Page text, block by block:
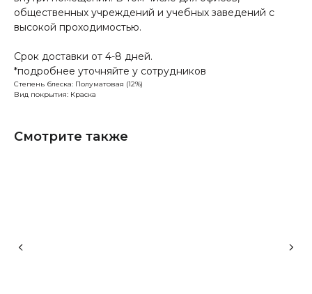
общественных учреждений и учебных заведений с
высокой проходимостью.
Срок доставки от 4-8 дней.
*подробнее уточняйте у сотрудников
Степень блеска: Полуматовая (12%)
Вид покрытия: Краска
Смотрите также